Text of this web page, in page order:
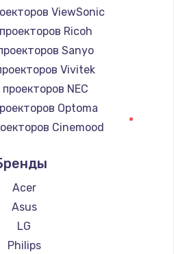
ViewSonic
Ricoh
Sanyo
Vivitek
NEC
Optoma
Cinemood
Barco
Xgimi
Canon
проекторов JVC
Casio
Acer
Asus
LG
Philips